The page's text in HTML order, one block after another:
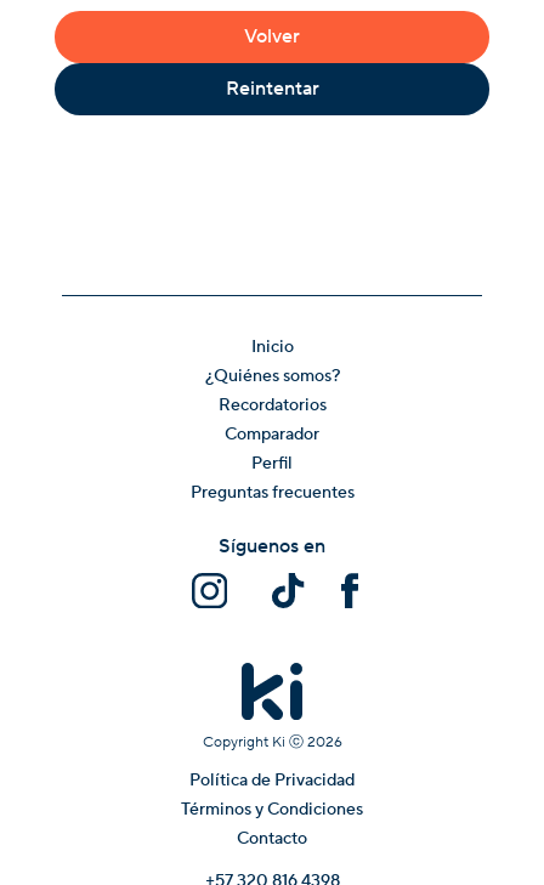
Volver
Reintentar
Inicio
¿Quiénes somos?
Recordatorios
Comparador
Perfil
Preguntas frecuentes
Copyright Ki ⓒ 2026
Política de Privacidad
Términos y Condiciones
Contacto
Síguenos en